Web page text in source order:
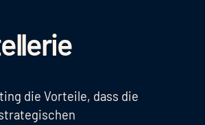
die Vorteile, dass die